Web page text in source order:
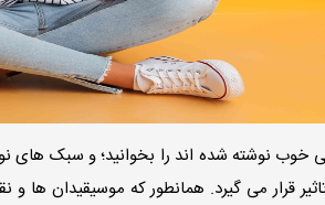
نوشته شده اند را بخوانید؛ و سبک های
قرار می گیرد. همانطور که موسیقیدان ها و